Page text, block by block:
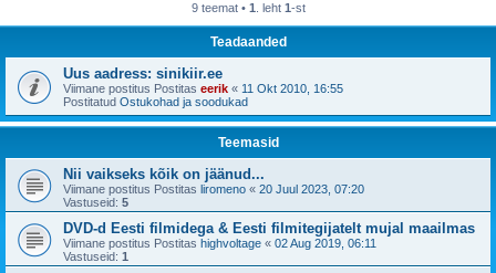
9 teemat • 1 . leht 1-st
Teadaanded
Uus aadress: sinikiir.ee
Viimane postitus Postitas eerik « 11 Okt 2010, 16:55
Postitatud Ostukohad ja soodukad
Teemasid
Nii vaikseks kõik on jäänud...
Viimane postitus Postitas liromeno « 20 Juul 2023, 07:20
Vastuseid: 5
DVD-d Eesti filmidega & Eesti filmitegijatelt mujal maailmas
Viimane postitus Postitas highvoltage « 02 Aug 2019, 06:11
Vastuseid: 1